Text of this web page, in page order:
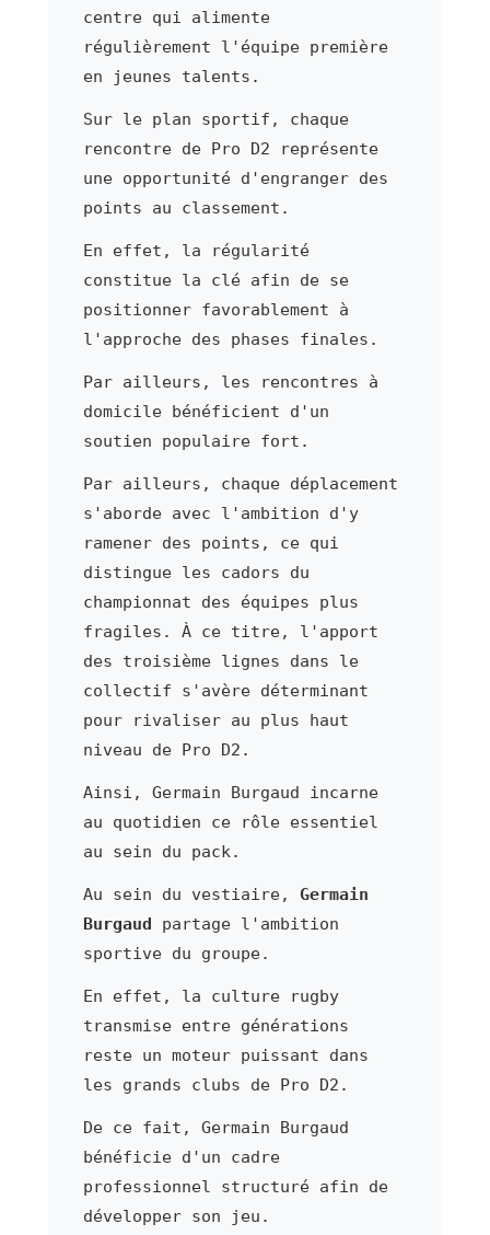
centre qui alimente
régulièrement l'équipe première
en jeunes talents.
Sur le plan sportif, chaque
rencontre de Pro D2 représente
une opportunité d'engranger des
points au classement.
En effet, la régularité
constitue la clé afin de se
positionner favorablement à
l'approche des phases finales.
Par ailleurs, les rencontres à
domicile bénéficient d'un
soutien populaire fort.
Par ailleurs, chaque déplacement
s'aborde avec l'ambition d'y
ramener des points, ce qui
distingue les cadors du
championnat des équipes plus
fragiles. À ce titre, l'apport
des troisième lignes dans le
collectif s'avère déterminant
pour rivaliser au plus haut
niveau de Pro D2.
Ainsi, Germain Burgaud incarne
au quotidien ce rôle essentiel
au sein du pack.
Au sein du vestiaire, Germain
Burgaud partage l'ambition
sportive du groupe.
En effet, la culture rugby
transmise entre générations
reste un moteur puissant dans
les grands clubs de Pro D2.
De ce fait, Germain Burgaud
bénéficie d'un cadre
professionnel structuré afin de
développer son jeu.